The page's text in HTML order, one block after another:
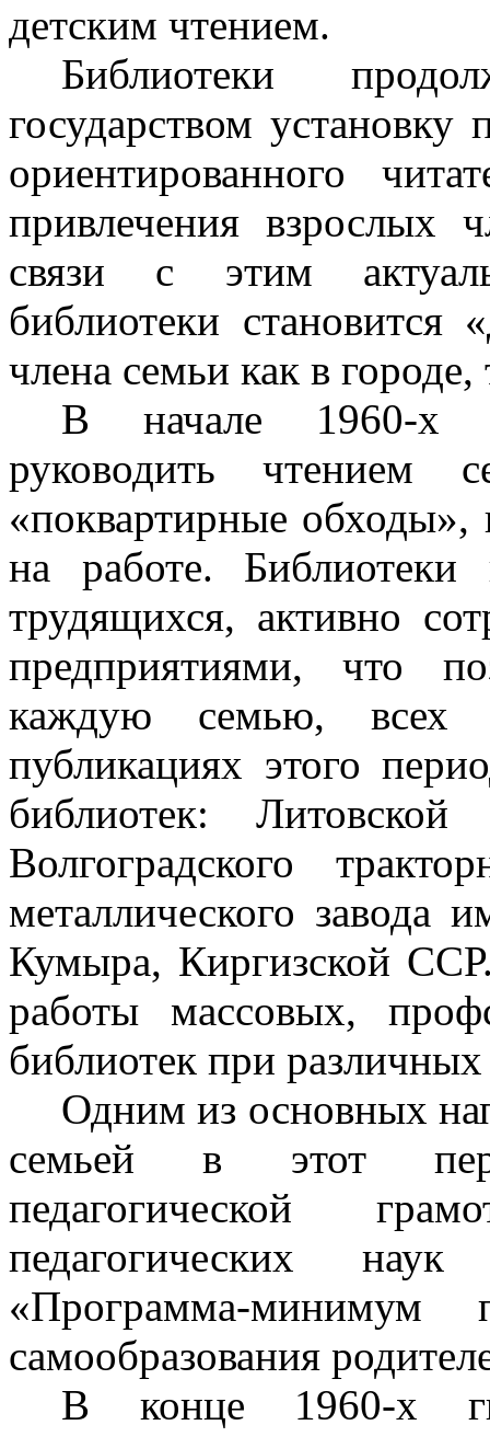
детским чтением.
Библиотеки
государством
ориентированного
привлечения взрослых
связи с этим
библиотеки становится
члена семьи как в городе,
В начале 1960-х
руководить чтением
«поквартирные
на работе.
трудящихся, активно
предприятиями, что
каждую семью, всех
публикациях этого
библиотек:
Волгоградского
металлического
Кумыра, Киргизской
работы массовых,
библиотек при
Одним из основных
семьей в этот
педагогической
педагогических
«Программа-минимум
самообразования
В конце 1960-х